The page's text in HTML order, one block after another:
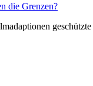
die Grenzen?
geschützte